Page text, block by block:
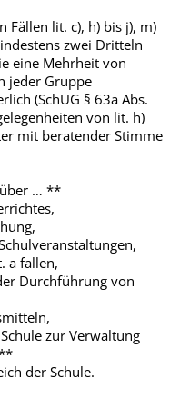
Fällen lit. c), h) bis j), m)
zwei Dritteln
eine Mehrheit von
jeder Gruppe
(SchUG § 63a Abs.
von lit. h)
mit beratender Stimme
über … **
a fallen,
Durchführung von
zur Verwaltung
der Schule.